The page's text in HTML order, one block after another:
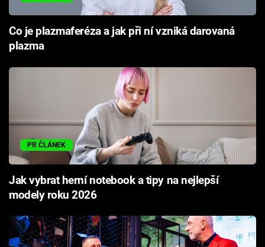
Co je plazmaferéza a jak při ní vzniká darovaná
plazma
PR ČLÁNEK
Jak vybrat herní notebook a tipy na nejlepší
modely roku 2026